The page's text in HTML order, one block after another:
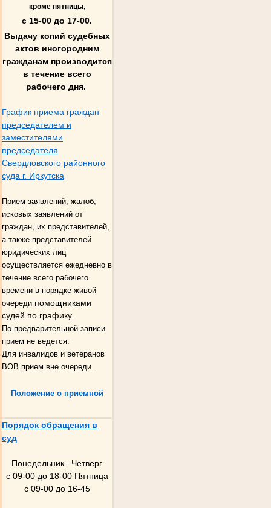
кроме пятницы,
с 15-00 до 17-00.
Выдачу копий судебных
актов иногородним
гражданам производится
в течение всего
рабочего дня.
График приема граждан
председателем и
заместителями
председателя
Свердловского районного
суда г. Иркутска
Прием заявлений, жалоб,
исковых заявлений от
граждан, их представителей,
а также представителей
юридических лиц
осуществляется ежедневно в
течение всего рабочего
времени в порядке живой
очереди помощниками
судей по графику
По предварительной записи
прием не ведется.
Для инвалидов и ветеранов
ВОВ прием вне очереди.
Положение о приемной
Порядок обращения в
суд
Понедельник –Четверг
с 09-00 до 18-00 Пятница
с 09-00 до 16-45